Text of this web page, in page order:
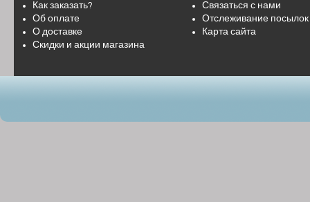
Как заказать?
Об оплате
О доставке
Скидки и акции магазина
Связаться с нами
Отслеживание посылок
Карта сайта